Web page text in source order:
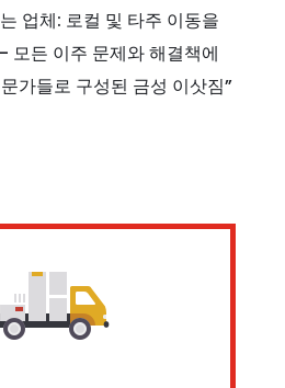
업체: 로컬 및 타주 이동을
모든 이주 문제와 해결책에
가들로 구성된 금성 이삿짐”